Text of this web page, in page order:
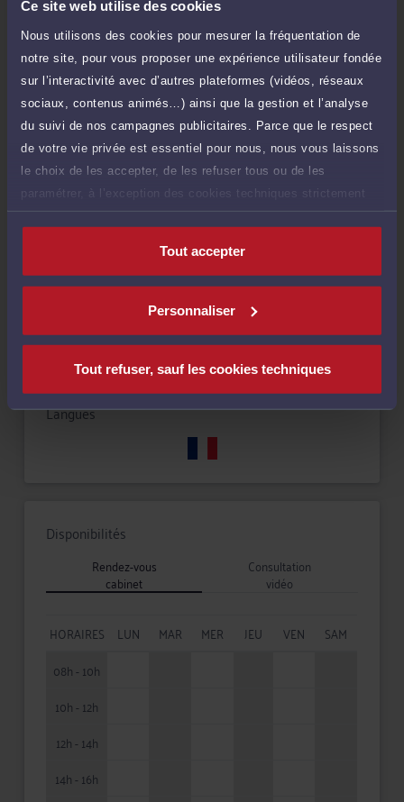
Ce site web utilise des cookies
Nous utilisons des cookies pour mesurer la fréquentation de
notre site, pour vous proposer une expérience utilisateur fondée
sur l’interactivité avec d’autres plateformes (vidéos, réseaux
sociaux, contenus animés…) ainsi que la gestion et l’analyse
du suivi de nos campagnes publicitaires. Parce que le respect
de votre vie privée est essentiel pour nous, nous vous laissons
le choix de les accepter, de les refuser tous ou de les
paramétrer, à l’exception des cookies techniques strictement
nécessaires au fonctionnement du site.
Tout accepter
Personnaliser
Tout refuser, sauf les cookies techniques
honoraires à l’avocat par Carte Bancaire.
Payer
Compétences
Construction
Baux d'habitation
Langues
Disponibilités
Rendez-vous
cabinet
Consultation
vidéo
HORAIRES LUN MAR MER JEU VEN
SAM
08h - 10h
10h - 12h
12h - 14h
14h - 16h